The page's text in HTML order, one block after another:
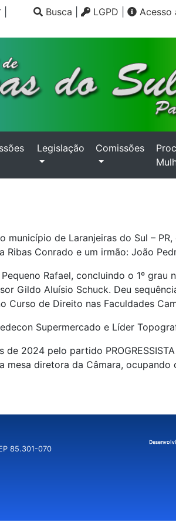
Busca LGPD Acesso
Legislação Comissões
município de Laranjeiras do Sul –
Ribas Conrado e um irmão: João
Rafael, concluindo o 1º grau
Gildo Aluísio Schuck. Deu
Curso de Direito nas Faculdades
Supermercado e Líder
de 2024 pelo partido
mesa diretora da Câmara, ocupando
85.301-070